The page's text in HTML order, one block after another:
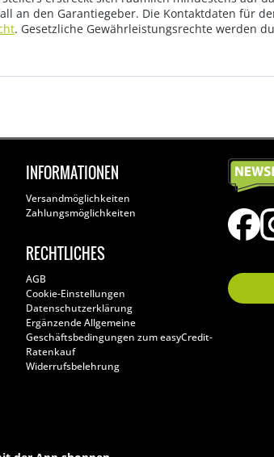
an den Garantiegeber. Die Kontaktdaten für
. Gesetzliche Gewährleistungsrechte werden
INFORMATIONEN
Versandmöglichkeiten
Zahlungsmöglichkeiten
RECHTLICHES
AGB
Cookie-Einstellungen
Datenschutzerklärung
Ergänzende Allgemeine
Geschäftsbedingungen zum easyCredit-
Ratenkauf
Widerrufsbelehrung